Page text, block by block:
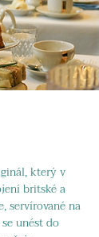
který v
britské a
servírované na
unést do